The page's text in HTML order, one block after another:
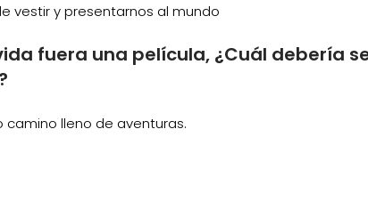
vestir y presentarnos al mundo
fuera una película, ¿Cuál debería
camino lleno de aventuras.